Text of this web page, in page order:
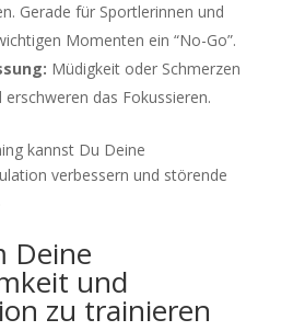
Gerade für Sportlerinnen und
Momenten ein “No-Go”.
Müdigkeit oder Schmerzen
das Fokussieren.
kannst Du Deine
verbessern und störende
Deine
und
zu trainieren